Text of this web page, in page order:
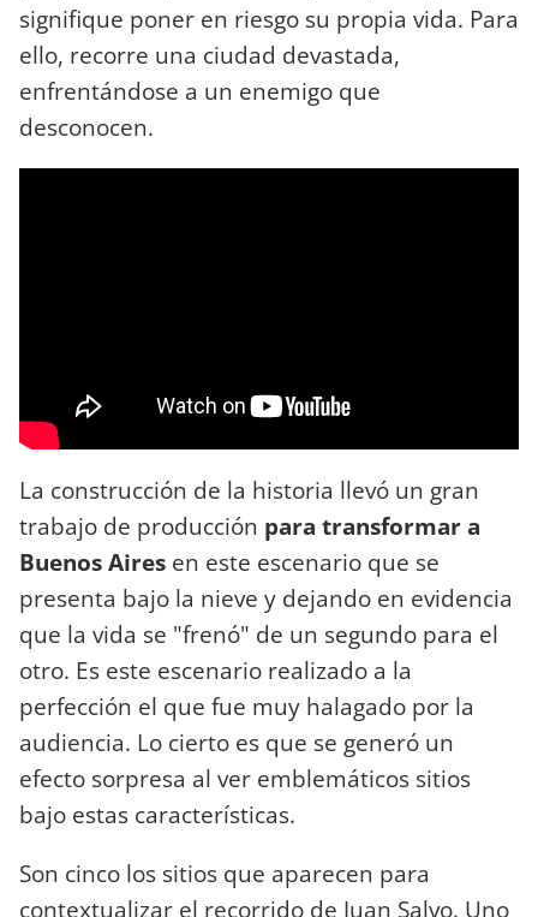
signifique poner en riesgo su propia vida. Para
ello, recorre una ciudad devastada,
enfrentándose a un enemigo que
desconocen.
La construcción de la historia llevó un gran
trabajo de producción para transformar a
Buenos Aires en este escenario que se
presenta bajo la nieve y dejando en evidencia
que la vida se "frenó" de un segundo para el
otro. Es este escenario realizado a la
perfección el que fue muy halagado por la
audiencia. Lo cierto es que se generó un
efecto sorpresa al ver emblemáticos sitios
bajo estas características.
Son cinco los sitios que aparecen para
contextualizar el recorrido de Juan Salvo. Uno